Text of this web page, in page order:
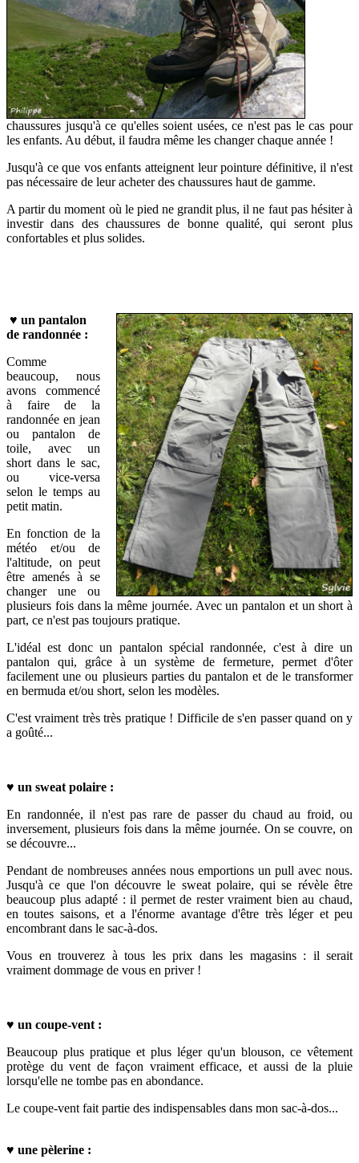
chaussures jusqu'à ce qu'elles soient usées, ce n'est pas le cas pour
les enfants. Au début, il faudra même les changer chaque année !
Jusqu'à ce que vos enfants atteignent leur pointure définitive, il n'est
pas nécessaire de leur acheter des chaussures haut de gamme.
A partir du moment où le pied ne grandit plus, il ne faut pas hésiter à
investir dans des chaussures de bonne qualité, qui seront plus
confortables et plus solides.
♥ un pantalon
de randonnée :
Comme
beaucoup, nous
avons commencé
à faire de la
randonnée en jean
ou pantalon de
toile, avec un
short dans le sac,
ou vice-versa
selon le temps au
petit matin.
En fonction de la
météo et/ou de
l'altitude, on peut
être amenés à se
changer une ou
plusieurs fois dans la même journée. Avec un pantalon et un short à
part, ce n'est pas toujours pratique.
L'idéal est donc un pantalon spécial randonnée, c'est à dire un
pantalon qui, grâce à un système de fermeture, permet d'ôter
facilement une ou plusieurs parties du pantalon et de le transformer
en bermuda et/ou short, selon les modèles.
C'est vraiment très très pratique ! Difficile de s'en passer quand on y
a goûté...
♥ un sweat polaire :
En randonnée, il n'est pas rare de passer du chaud au froid, ou
inversement, plusieurs fois dans la même journée. On se couvre, on
se découvre...
Pendant de nombreuses années nous emportions un pull avec nous.
Jusqu'à ce que l'on découvre le sweat polaire, qui se révèle être
beaucoup plus adapté : il permet de rester vraiment bien au chaud,
en toutes saisons, et a l'énorme avantage d'être très léger et peu
encombrant dans le sac-à-dos.
Vous en trouverez à tous les prix dans les magasins : il serait
vraiment dommage de vous en priver !
♥ un coupe-vent :
Beaucoup plus pratique et plus léger qu'un blouson, ce vêtement
protège du vent de façon vraiment efficace, et aussi de la pluie
lorsqu'elle ne tombe pas en abondance.
Le coupe-vent fait partie des indispensables dans mon sac-à-dos...
♥ une pèlerine :